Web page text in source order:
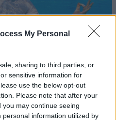
My Personal
sharing to third parties, or
sensitive information for
use the below opt-out
Please note that after your
may continue seeing
information utilized by